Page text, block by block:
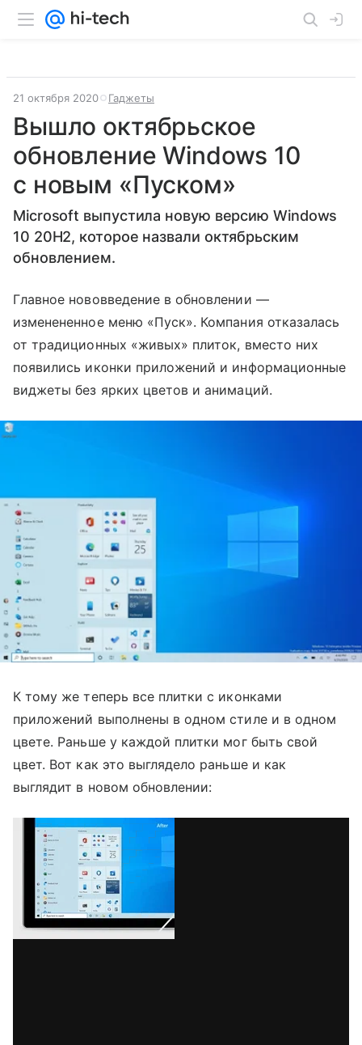
21 октября 2020 Гаджеты
Вышло октябрьское
обновление Windows 10
с новым «Пуском»
Microsoft выпустила новую версию Windows
10 20H2, которое назвали октябрьским
обновлением.
Главное нововведение в обновлении —
изменененное меню «Пуск». Компания отказалась
от традиционных «живых» плиток, вместо них
появились иконки приложений и информационные
виджеты без ярких цветов и анимаций.
К тому же теперь все плитки с иконками
приложений выполнены в одном стиле и в одном
цвете. Раньше у каждой плитки мог быть свой
цвет. Вот как это выглядело раньше и как
выглядит в новом обновлении: